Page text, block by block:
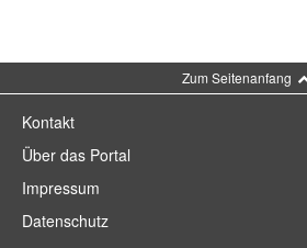
Zum Seitenanfang
Kontakt
Über das Portal
Impressum
Datenschutz